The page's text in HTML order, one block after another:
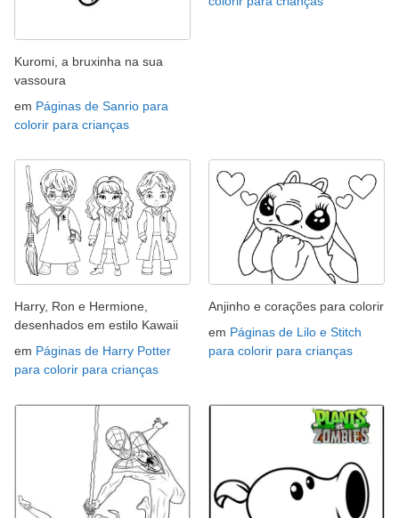
Kuromi, a bruxinha na sua
vassoura
em Páginas de Sanrio para
colorir para crianças
Harry, Ron e Hermione,
desenhados em estilo Kawaii
em Páginas de Harry Potter
para colorir para crianças
Anjinho e corações para colorir
em Páginas de Lilo e Stitch
para colorir para crianças